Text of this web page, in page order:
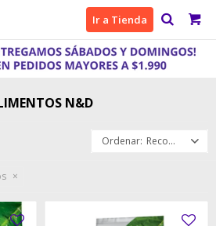
Ir a Tienda
N&D
Recomendados